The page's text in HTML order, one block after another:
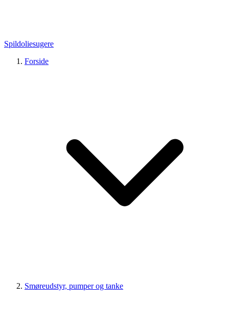
Spildoliesugere
Forside
Smøreudstyr, pumper og tanke